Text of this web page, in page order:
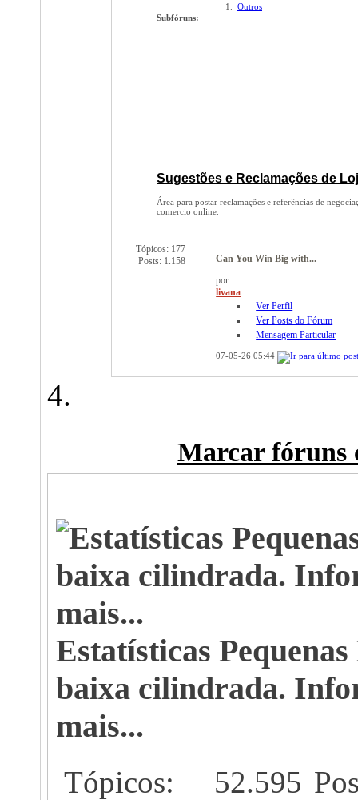
Subfóruns:
Outros
Sugestões e Reclamações de
Área para postar reclamações e referências de
comercio online.
Tópicos: 177
Posts: 1.158
Can You Win Big with...
por
livana
Ver Perfil
Ver Posts do Fórum
Mensagem Particular
07-05-2605:44
Marcar fóruns
Estatísticas
baixa cilindrada.
mais...
Tópicos 52.595